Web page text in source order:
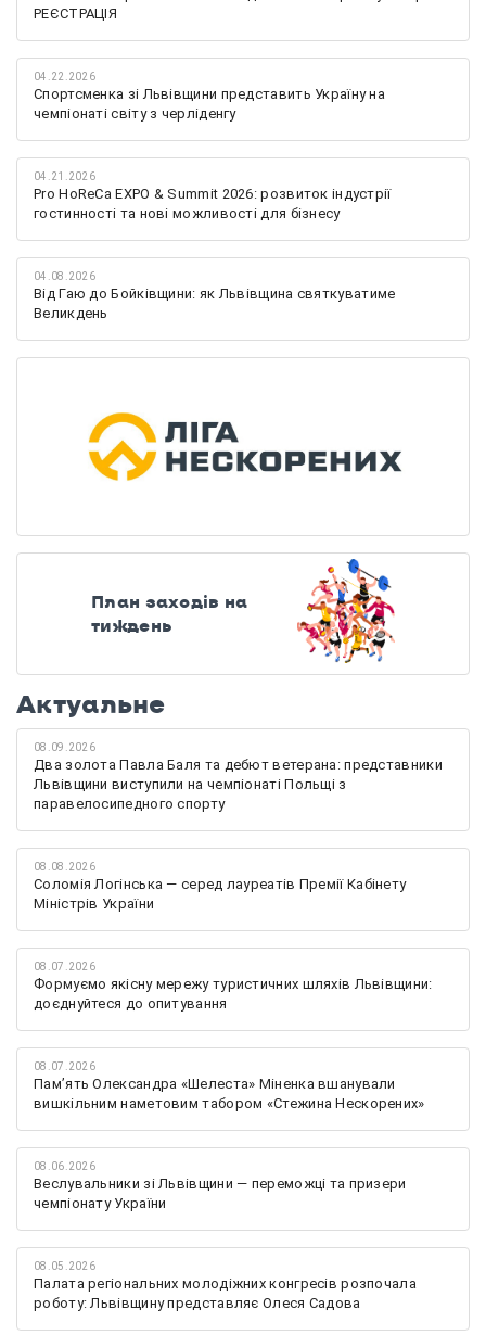
РЕЄСТРАЦІЯ
04.22.2026
Спортсменка зі Львівщини представить Україну на
чемпіонаті світу з черліденгу
04.21.2026
Pro HoReCa EXPO & Summit 2026: розвиток індустрії
гостинності та нові можливості для бізнесу
04.08.2026
Від Гаю до Бойківщини: як Львівщина святкуватиме
Великдень
План заходів на
тиждень
Актуальне
08.09.2026
Два золота Павла Баля та дебют ветерана: представники
Львівщини виступили на чемпіонаті Польщі з
паравелосипедного спорту
08.08.2026
Соломія Логінська — серед лауреатів Премії Кабінету
Міністрів України
08.07.2026
Формуємо якісну мережу туристичних шляхів Львівщини:
доєднуйтеся до опитування
08.07.2026
Памʼять Олександра «Шелеста» Міненка вшанували
вишкільним наметовим табором «Стежина Нескорених»
08.06.2026
Веслувальники зі Львівщини — переможці та призери
чемпіонату України
08.05.2026
Палата регіональних молодіжних конгресів розпочала
роботу: Львівщину представляє Олеся Садова